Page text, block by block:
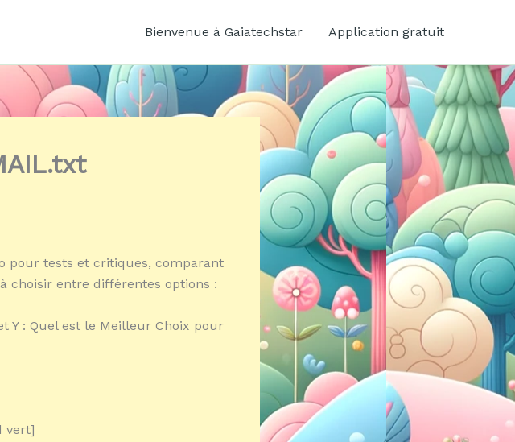
Bienvenue à Gaiatechstar Application gratuit
pour tests et critiques, comparant
choisir entre différentes options :
Y : Quel est le Meilleur Choix pour
vert]